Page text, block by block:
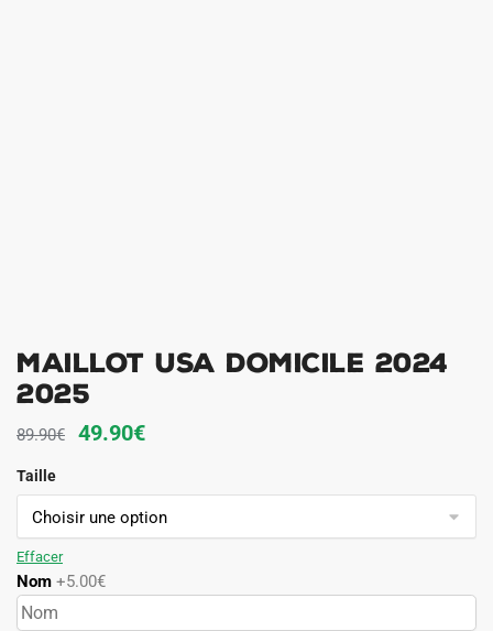
Maillot USA Domicile 2024
2025
89.90€
Le
initial
était :
49.90€Le
actuel
est :
Taille
Effacer
Nom +5.00€